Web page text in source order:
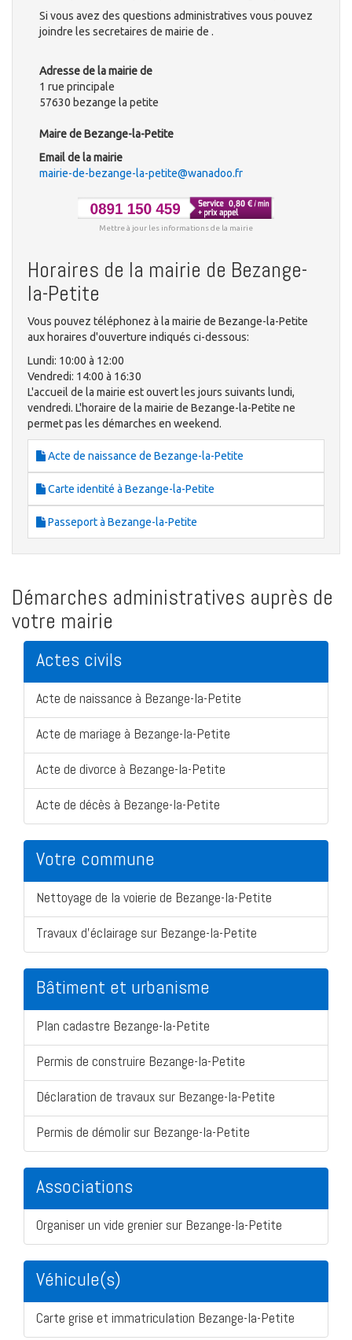
Si vous avez des questions administratives vous pouvez
joindre les secretaires de mairie de .
Adresse de la mairie de
1 rue principale
57630 bezange la petite
Maire de Bezange-la-Petite
Email de la mairie
mairie-de-bezange-la-petite@wanadoo.fr
Mettre à jour les informations de la mairie
Horaires de la mairie de Bezange-
la-Petite
Vous pouvez téléphonez à la mairie de Bezange-la-Petite
aux horaires d'ouverture indiqués ci-dessous:
Lundi: 10:00 à 12:00
Vendredi: 14:00 à 16:30
L'accueil de la mairie est ouvert les jours suivants lundi,
vendredi. L'horaire de la mairie de Bezange-la-Petite ne
permet pas les démarches en weekend.
Acte de naissance de Bezange-la-Petite
Carte identité à Bezange-la-Petite
Passeport à Bezange-la-Petite
Démarches administratives auprès de
votre mairie
Actes civils
Acte de naissance à Bezange-la-Petite
Acte de mariage à Bezange-la-Petite
Acte de divorce à Bezange-la-Petite
Acte de décès à Bezange-la-Petite
Votre commune
Nettoyage de la voierie de Bezange-la-Petite
Travaux d'éclairage sur Bezange-la-Petite
Bâtiment et urbanisme
Plan cadastre Bezange-la-Petite
Permis de construire Bezange-la-Petite
Déclaration de travaux sur Bezange-la-Petite
Permis de démolir sur Bezange-la-Petite
Associations
Organiser un vide grenier sur Bezange-la-Petite
Véhicule(s)
Carte grise et immatriculation Bezange-la-Petite